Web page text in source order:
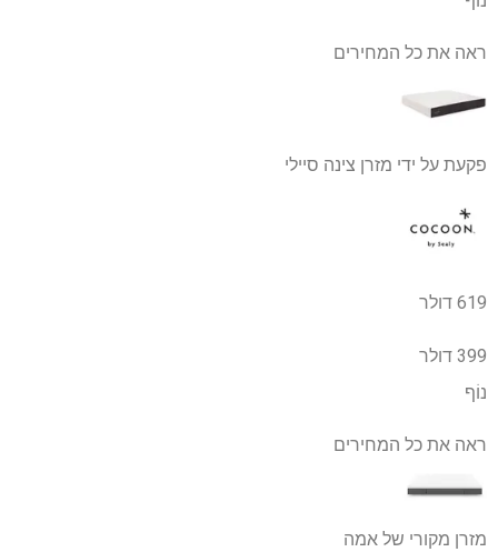
ראה את כל המחירים
פקעת על ידי מזרן צינה סיילי
619 דולר
399 דולר
נוֹף
ראה את כל המחירים
מזרן מקורי של אמה